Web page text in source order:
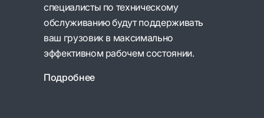
специалисты по техническому
обслуживанию будут поддерживать
ваш грузовик в максимально
эффективном рабочем состоянии.
Подробнее